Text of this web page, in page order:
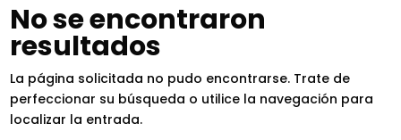
No se encontraron
resultados
La página solicitada no pudo encontrarse. Trate de
perfeccionar su búsqueda o utilice la navegación para
localizar la entrada.